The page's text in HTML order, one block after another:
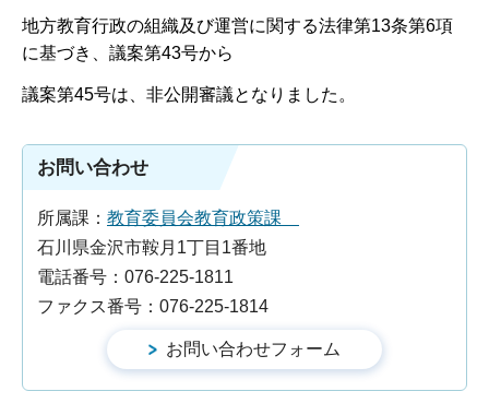
地方教育行政の組織及び運営に関する法律第13条第6項
に基づき、議案第43号から
議案第45号は、非公開審議となりました。
お問い合わせ
所属課： 教育委員会教育政策課
石川県金沢市鞍月1丁目1番地
電話番号：076-225-1811
ファクス番号：076-225-1814